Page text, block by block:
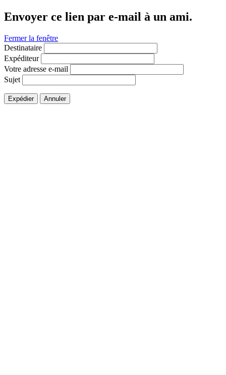
Envoyer ce lien par e-mail à un ami.
Fermer la fenêtre
Destinataire
Expéditeur
Votre adresse e-mail
Sujet
Expédier Annuler